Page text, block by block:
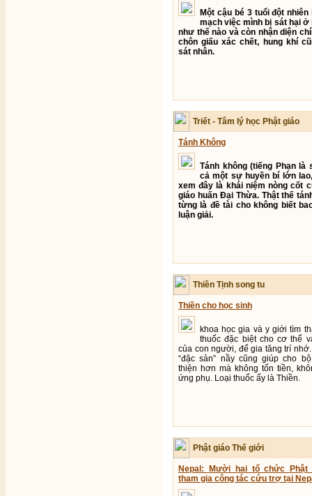
Một cậu bé 3 tuổi đột
mạch việc mình bị sát hại
như thế nào và còn nhận diện
chôn giấu xác chết, hung khí
sát nhân.
Triết - Tâm lý học Phật giáo
Tánh Không
Tánh không (tiếng Phạn là
cả một sự huyền bí lớn
xem đây là khái niệm nòng cốt
giáo huấn Đại Thừa. Thật thế
từng là đề tài cho không biết
luận giải.
Thiền Tịnh song tu
Thiền cho học sinh
khoa học gia và y giới tìm
thuốc đặc biệt cho cơ thể
của con người, để gia tăng trí
“đặc sản” nầy cũng giúp cho
thiện hơn mà không tốn tiền,
ứng phụ. Loại thuốc ấy là Thiền.
Phật giáo Thế giới
Nepal: Mười hai tổ chức Phật
tham gia công tác cứu trợ tại